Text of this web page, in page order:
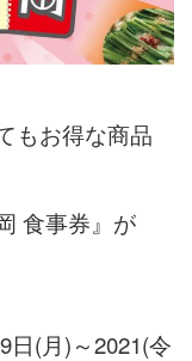
もお得な商品
食事券』が
日(月)～2021(令